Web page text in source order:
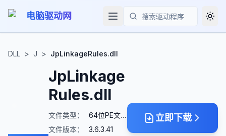
电脑驱动网
搜索
DLL > J > JpLinkageRules.dll
JpLinkage
Rules.dll
文件类型：
64位PE文件
文件版本：
3.6.3.41
立即下载